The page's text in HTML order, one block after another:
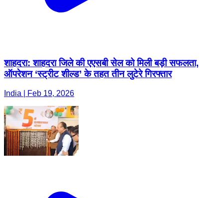
शाहदरा: शाहदरा जिले की एएसबी सेल को मिली बड़ी सफलता,
ऑपरेशन ‘स्ट्रीट शील्ड’ के तहत तीन लुटेरे गिरफ्तार
India | Feb 19, 2026